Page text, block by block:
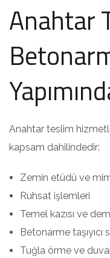
Anahtar
Anahtar teslim
kapsam dahilindedir:
Zemin etüdü ve
Ruhsat işlemleri
Temel kazısı ve
Betonarme
Tuğla örme ve